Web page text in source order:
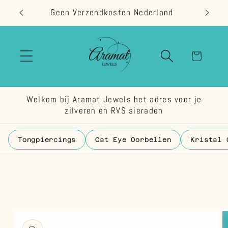
naar de
content
Geen Verzendkosten Nederland
Welkom bij Aramat Jewels het adres voor je
zilveren en RVS sieraden
Tongpiercings Cat Eye Oorbellen Kristal
direct naar